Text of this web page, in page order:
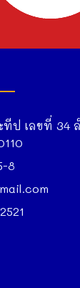
ทีป เลขที่ 34
8